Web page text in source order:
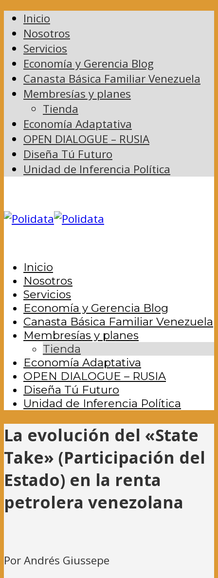
Inicio
Nosotros
Servicios
Economía y Gerencia Blog
Canasta Básica Familiar Venezuela
Membresías y planes
Tienda
Economía Adaptativa
OPEN DIALOGUE – RUSIA
Diseña Tú Futuro
Unidad de Inferencia Política
Inicio
Nosotros
Servicios
Economía y Gerencia Blog
Canasta Básica Familiar Venezuela
Membresías y planes
Tienda
Economía Adaptativa
OPEN DIALOGUE – RUSIA
Diseña Tú Futuro
Unidad de Inferencia Política
La evolución del «State
Take» (Participación del
Estado) en la renta
petrolera venezolana
Por Andrés Giussepe